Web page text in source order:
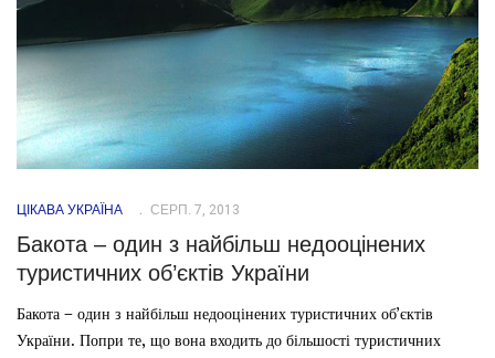
ЦІКАВА УКРАЇНА СЕРП. 7, 2013
Бакота – один з найбільш недооцінених
туристичних об’єктів України
Бакота – один з найбільш недооцінених туристичних об’єктів
України. Попри те, що вона входить до більшості туристичних